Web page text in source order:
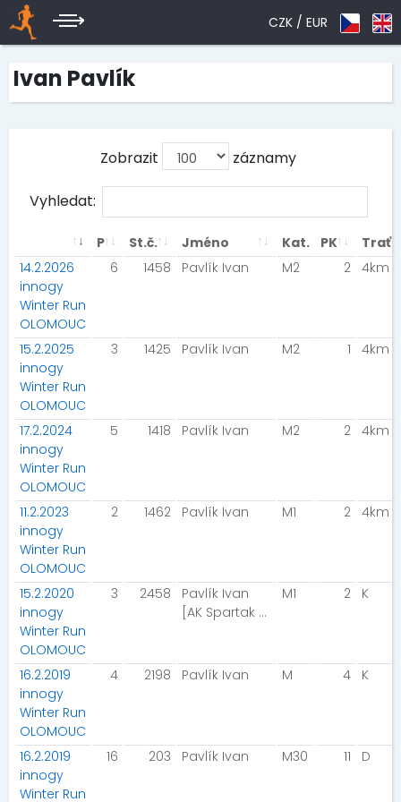
CZK / EUR
Ivan Pavlík
Zobrazit záznamy
Vyhledat:
P St.č. Jméno Kat. PK
Trať
14.2.2026
innogy
Winter Run
OLOMOUC
6 1458 Pavlík Ivan M2 2 4km
15.2.2025
innogy
Winter Run
OLOMOUC
3 1425 Pavlík Ivan M2 1 4km
17.2.2024
innogy
Winter Run
OLOMOUC
5 1418 Pavlík Ivan M2 2 4km
11.2.2023
innogy
Winter Run
OLOMOUC
2 1462 Pavlík Ivan M1 2 4km
15.2.2020
innogy
Winter Run
OLOMOUC
3 2458
Pavlík Ivan
[AK Spartak Dubnican]
M1 2 K
16.2.2019
innogy
Winter Run
OLOMOUC
4 2198 Pavlík Ivan M 4 K
16.2.2019
innogy
Winter Run
16 203 Pavlík Ivan M30 11 D